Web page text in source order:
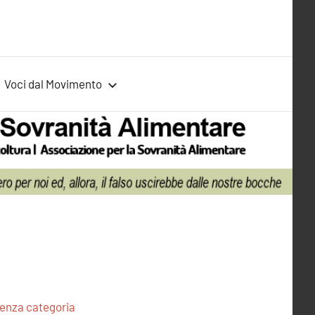
Voci dal Movimento
categoria